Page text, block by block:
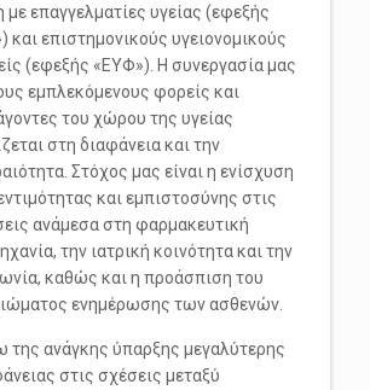
με επαγγελματίες υγείας (εφεξής
και επιστημονικούς υγειονομικούς
(εφεξής «ΕΥΦ»). Η συνεργασία μας
εμπλεκόμενους φορείς και
του χώρου της υγείας
στη διαφάνεια και την
Στόχος μας είναι η ενίσχυση
και εμπιστοσύνης στις
ανάμεσα στη φαρμακευτική
την ιατρική κοινότητα και την
καθώς και η προάσπιση του
ενημέρωσης των ασθενών.
της ανάγκης ύπαρξης μεγαλύτερης
στις σχέσεις μεταξύ